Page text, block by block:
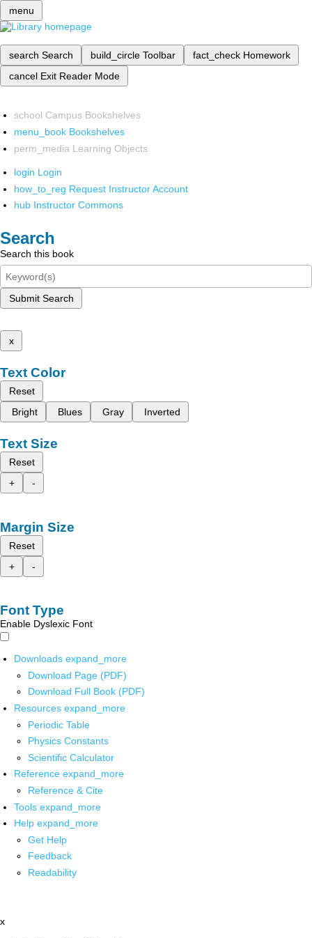
menu
search Search build_circle Toolbar fact_check Homework
cancel Exit Reader Mode
school Campus Bookshelves
menu_book Bookshelves
perm_media Learning Objects
login Login
how_to_reg Request Instructor Account
hub Instructor Commons
Search
Search this book
Submit Search
x
Text Color
Reset
Bright
Blues Gray Inverted
Text Size
Reset
+
-
Margin Size
Reset
+
-
Font Type
Enable Dyslexic Font
Downloads expand_more
Download Page (PDF)
Download Full Book (PDF)
Resources expand_more
Periodic Table
Physics Constants
Scientific Calculator
Reference expand_more
Reference & Cite
Tools expand_more
Help expand_more
Get Help
Feedback
Readability
x